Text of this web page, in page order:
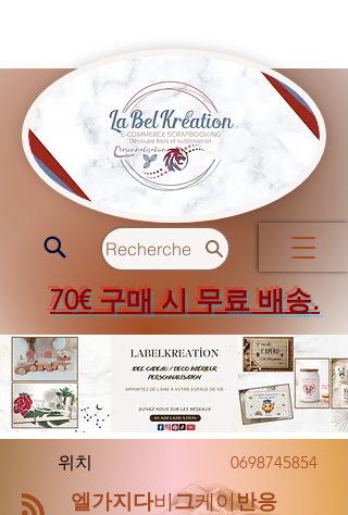
Recherche
70€ 구매 시 무료 배송.
위치 0698745854
엘가지다비그케이반응